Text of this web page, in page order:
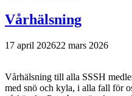
Vårhälsning
17 april 202622 mars 2026
Vårhälsning till alla SSSH
med snö och kyla, i alla fall för